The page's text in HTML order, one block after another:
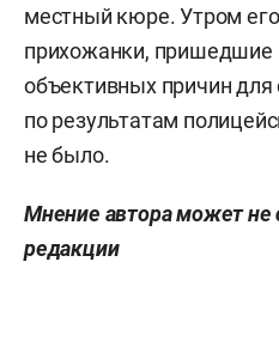
местный кюре. Утром
прихожанки, пришедшие
объективных причин для
по результатам
не было.
Мнение автора может не
редакции